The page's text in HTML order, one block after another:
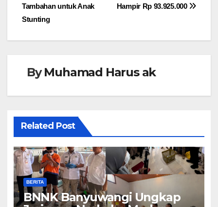
Hampir Rp 93.925.000
Tambahan untuk Anak
Stunting
ByMuhamad Harus ak
Related Post
BERITA
BNNK Banyuwangi Ungkap